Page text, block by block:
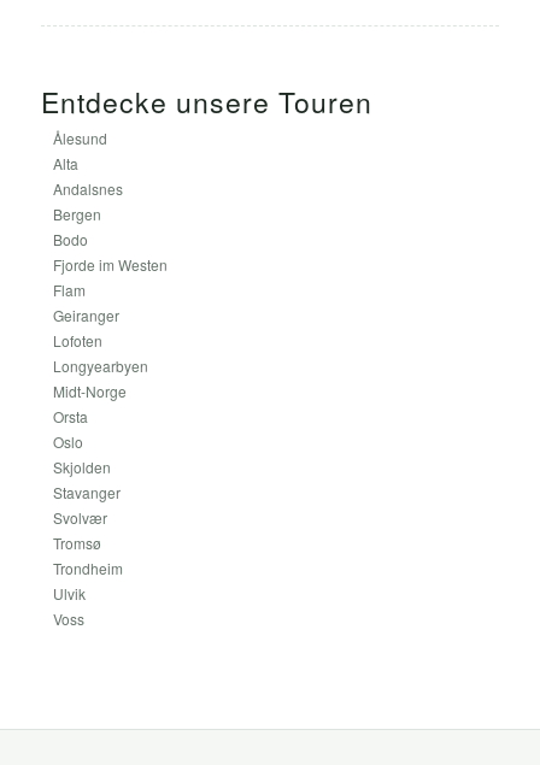
Entdecke unsere Touren
Ålesund
Alta
Andalsnes
Bergen
Bodo
Fjorde im Westen
Flam
Geiranger
Lofoten
Longyearbyen
Midt-Norge
Orsta
Oslo
Skjolden
Stavanger
Svolvær
Tromsø
Trondheim
Ulvik
Voss